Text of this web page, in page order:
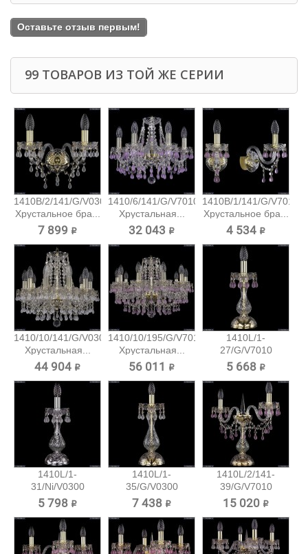
Оставьте отзыв первым!
99 ТОВАРОВ ИЗ ТОЙ ЖЕ СЕРИИ
1410B/2/141/G/V0300
Хрустальное бра...
7 899 ₽
1410/6/141/G/V7010
Хрустальная...
32 043 ₽
1410B/1/141/G/V7010
Хрустальное бра...
4 534 ₽
1410/10/141/G/V0300
Хрустальная...
44 904 ₽
1410/10/195/G/V7010
Хрустальная...
56 011 ₽
1410L/1-
27/G/V7010
Хрустальная...
5 668 ₽
1410L/1-
31/Ni/V0300
Хрустальная...
5 798 ₽
1410L/1-
35/G/V0300
Хрустальная...
7 438 ₽
1410L/2/141-
39/G/V7010
Хрустальная...
15 020 ₽